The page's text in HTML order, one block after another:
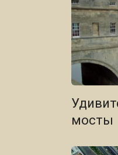
мосты